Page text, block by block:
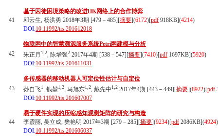
41
基于囚徒困境策略的改进HK网络上的合作博弈
邓云生, 杨洪勇 2018年3期 [479－485][摘要](6172)[pdf 918KB](4214)
DOI:10.11992/tis.201612018
42
物联网中的智慧溯源服务系统Petri网建模与分析
朱正月 1,2, 陈增强2 2017年4期 [538－547][摘要](7410)[pdf 1697KB](5920)
DOI:10.11992/tis.201611031
43
多传感器的移动机器人可定位性估计与自定位
孙自飞1, 钱堃1,2, 马旭东1,2, 戴先中1,2 2017年4期 [443－449][摘要](8922)[pdf
DOI:10.11992/tis.201607007
44
易于硬件实现的压缩感知观测矩阵的研究与构造
李霞丽, 吴立成, 樊艳明 2017年3期 [279－285][摘要](9234)[pdf 2086KB](4924)
DOI:10.11992/tis.201606037